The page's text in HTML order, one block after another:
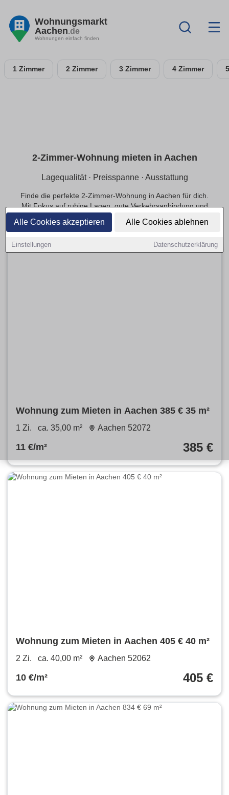
Alle Cookies akzeptieren Alle Cookies ablehnen
Einstellungen Datenschutzerklärung
Wohnungsmarkt
Aachen.de
Wohnungen einfach finden
1 Zimmer 2 Zimmer 3 Zimmer 4 Zimmer
2-Zimmer-Wohnung mieten in Aachen
Lagequalität · Preisspanne · Ausstattung
Finde die perfekte 2-Zimmer-Wohnung in Aachen für dich.
Mit Fokus auf ruhige Lagen, gute Verkehrsanbindung und
einer passenden Preisspanne.
Wohnung zum Mieten in Aachen 385 € 35 m²
1 Zi. ca. 35,00 m² Aachen 52072
11 €/m² 385 €
Wohnung zum Mieten in Aachen 405 € 40 m²
2 Zi. ca. 40,00 m² Aachen 52062
10 €/m² 405 €